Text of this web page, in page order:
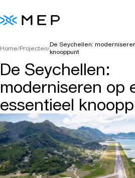
Home/Projecten/De Seychellen:
knooppunt
De Seychellen:
moderniseren op
essentieel